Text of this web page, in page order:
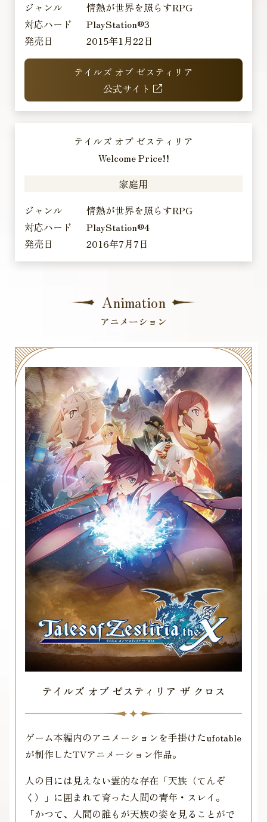
ジャンル
情熱が世界を照らすRPG
対応ハード
PlayStation®3
発売日
2015年1月22日
テイルズ オブ ゼスティリア
公式サイト
テイルズ オブ ゼスティリア
Welcome Price!!
家庭用
ジャンル
情熱が世界を照らすRPG
対応ハード
PlayStation®4
発売日
2016年7月7日
Animation
アニメーション
テイルズ オブ ゼスティリア ザ クロス
ゲーム本編内のアニメーションを手掛けたufotable
が制作したTVアニメーション作品。
人の目には見えない霊的な存在「天族（てんぞ
く）」に囲まれて育った人間の青年・スレイ。
「かつて、人間の誰もが天族の姿を見ることがで